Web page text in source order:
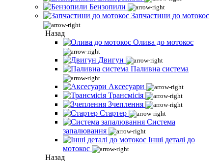
Бензопили
Запчастини до мотокос
Назад
Олива до мотокос
Двигун
Паливна система
Аксесуари
Трансмісія
Зчеплення
Стартер
Система
запалювання
Інші деталі до
мотокос
Назад